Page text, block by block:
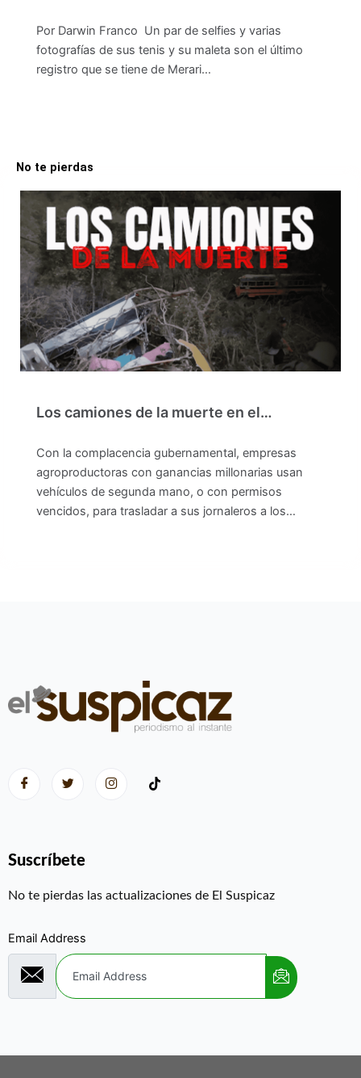
Por Darwin Franco Un par de selfies y varias
fotografías de sus tenis y su maleta son el último
registro que se tiene de Merari…
No te pierdas
Los camiones de la muerte en el…
Con la complacencia gubernamental, empresas
agroproductoras con ganancias millonarias usan
vehículos de segunda mano, o con permisos
vencidos, para trasladar a sus jornaleros a los…
Suscríbete
No te pierdas las actualizaciones de El Suspicaz
Email Address